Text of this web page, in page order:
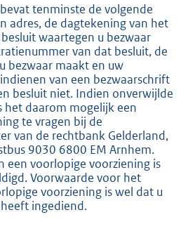
tenminste de volgende
adres, de dagtekening van het
waartegen u bezwaar
van dat besluit, de
bezwaar maakt en uw
van een bezwaarschrift
besluit niet. Indien onverwijlde
het daarom mogelijk een
te vragen bij de
van de rechtbank Gelderland,
9030 6800 EM Arnhem.
een voorlopige voorziening is
Voorwaarde voor het
voorziening is wel dat u
ingediend.